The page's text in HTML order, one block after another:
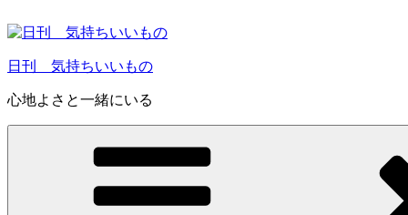
ン
ン
ツ
へ
ス
日刊 気持ちいいもの
心地よさと一緒にいる